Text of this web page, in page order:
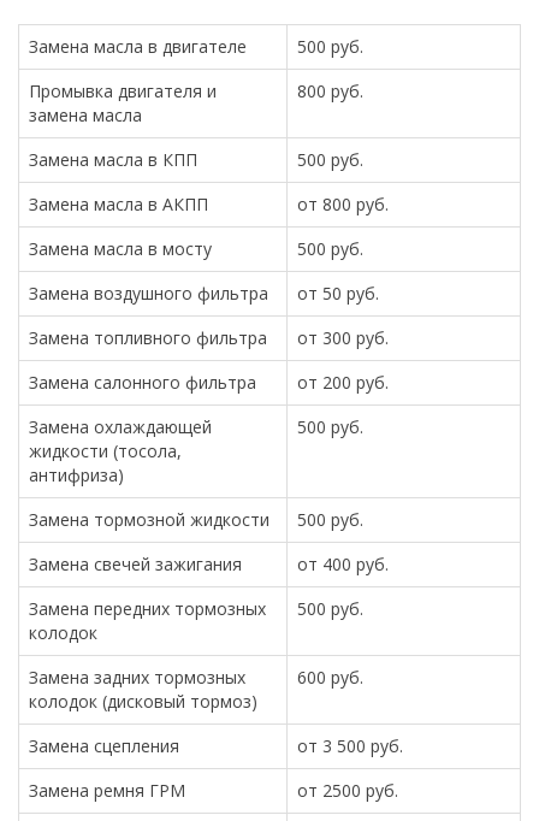
Замена масла в двигателе
500 руб.
Промывка двигателя и
замена масла
800 руб.
Замена масла в КПП
500 руб.
Замена масла в АКПП
от 800 руб.
Замена масла в мосту
500 руб.
Замена воздушного фильтра
от 50 руб.
Замена топливного фильтра
от 300 руб.
Замена салонного фильтра
от 200 руб.
Замена охлаждающей
жидкости (тосола,
антифриза)
500 руб.
Замена тормозной жидкости
500 руб.
Замена свечей зажигания
от 400 руб.
Замена передних тормозных
колодок
500 руб.
Замена задних тормозных
колодок (дисковый тормоз)
600 руб.
Замена сцепления
от 3 500 руб.
Замена ремня ГРМ
от 2500 руб.